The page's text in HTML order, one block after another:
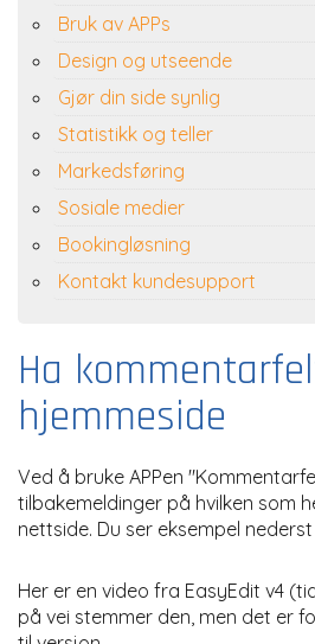
Bruk av APPs
Design og utseende
Gjør din side synlig
Statistikk og teller
Markedsføring
Sosiale medier
Bookingløsning
Kontakt kundesupport
Ha
hjemmeside
Ved å bruke APPen
tilbakemeldinger på hvilken som
nettside. Du ser eksempel
Her er en video fra EasyEdit v4
på vei stemmer den, men det er